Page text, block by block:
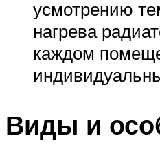
усмотрению
нагрева
каждом
Виды и